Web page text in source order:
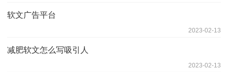
软文广告平台
2023-02-13
减肥软文怎么写吸引人
2023-02-13